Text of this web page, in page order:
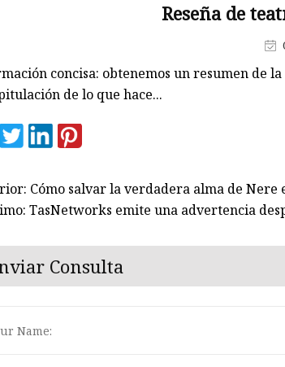
Caja de fusibles de potencia
Reseña de
concisa: obtenemos un resumen de
de lo que hace...
Cómo salvar la verdadera alma de Nere
TasNetworks emite una advertencia
Consulta